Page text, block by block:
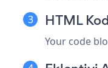
HTML
Your code